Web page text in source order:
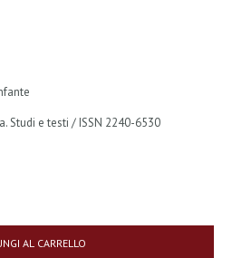
Studi e testi / ISSN 2240-6530
AL CARRELLO